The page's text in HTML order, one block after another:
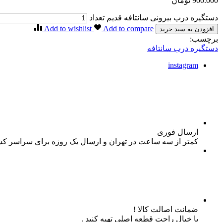
دستگیره درب بیرونی سانتافه قدیم تعداد
افزودن به سبد خرید Add to wishlist
Add to compare
برچسب:
دستگیره درب سانتافه
instagram
ارسال فوری
کمتر از سه ساعت در تهران و ارسال یک روزه برای سراسر
ضمانت اصالت کالا !
با خیال راحت قطعه اصلی تهیه کنید .